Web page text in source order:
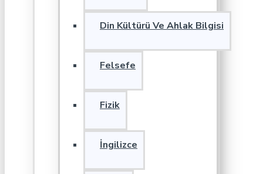
Din Kültürü Ve Ahlak Bilgisi
Felsefe
Fizik
İngilizce